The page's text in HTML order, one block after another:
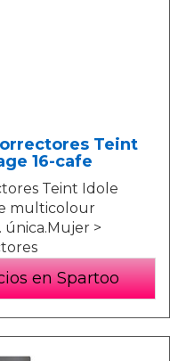
Teint
16-cafe
Teint Idole
multicolour
única.Mujer >
en Spartoo